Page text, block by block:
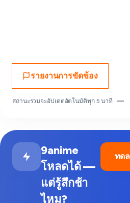
รายงานการขัดข้อง
สถานะรวมจะอัปเดตอัตโนมัติทุก 5 นาที · —
9anime
โหลดได้ —
แต่รู้สึกช้า
ไหม?
ทด